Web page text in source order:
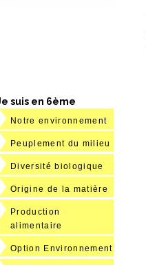
suis en 6ème
Notre environnement
Peuplement du milieu
Diversité biologique
Origine de la matière
Production
alimentaire
Option Environnement